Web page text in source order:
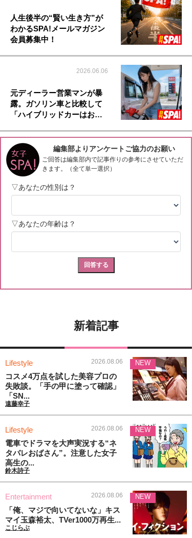
人生後半の“賢い生き方”が
わかるSPA!メールマガジン
会員募集中！
2026.06.06
元ディーラー営業マンが暴
露。ガソリン車と比較して
「ハイブリッドカーはお…
新着記事
Lifestyle 2026.08.06
コスメ4万点を試した美容プロの
失敗談。「手の甲に塗って確認」
「SN...
遠藤幸子
NEW
Lifestyle 2026.08.06
電車でドラマを大声実況する“ネ
タバレおばさん”。注意した女子
高生の...
鈴木詩子
NEW
Entertainment 2026.08.06
「俺、マジで向いてないな」キス
マイ玉森裕太、TVer1000万再生...
こじらぶ
NEW